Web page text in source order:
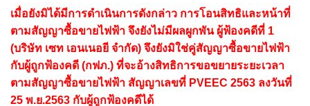
เมื่อยังมิได้มีการดำเนินการดังกล่าว การโอนสิทธิและหน้าที่
ตามสัญญาซื้อขายไฟฟ้า จึงยังไม่มีผลผูกพัน ผู้ฟ้องคดีที่ 1
(บริษัท เซท เอนเนอยี จำกัด) จึงยังมิใช่คู่สัญญาซื้อขายไฟฟ้า
กับผู้ถูกฟ้องคดี (กฟภ.) ที่จะอ้างสิทธิการขอขยายระยะเวลา
ตามสัญญาซื้อขายไฟฟ้า สัญญาเลขที่ PVEEC 2563 ลงวันที่
25 พ.ย.2563 กับผู้ถูกฟ้องคดีได้